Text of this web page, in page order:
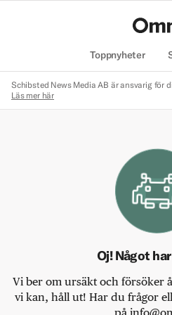
Toppnyheter
Schibsted News Media AB är ansvarig för
Läs mer här
Oj! Något
Vi ber om ursäkt och försöker
vi kan, håll ut! Har du frågor